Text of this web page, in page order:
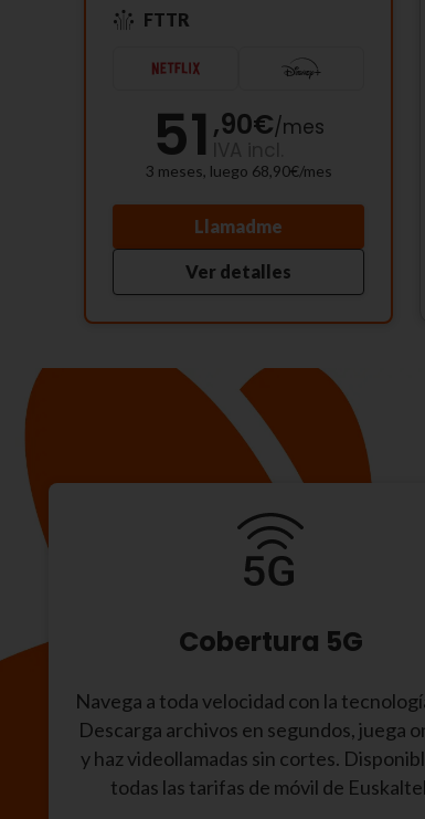
FTTR
51 ,90€/mes
3 meses, luego 68,90€/mes
Llamadme
Ver detalles
Cobertura 5G
Navega a toda velocidad con la
Descarga archivos en segundos, juega
y haz videollamadas sin cortes.
todas las tarifas de móvil de